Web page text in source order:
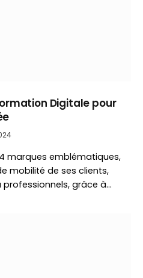
Digitale pour
marques emblématiques,
mobilité de ses clients,
professionnels, grâce à…